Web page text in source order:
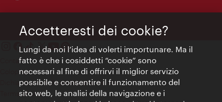
Contatti
Colophon
Dichiarazione sulla protezione dei dati
Terms of Use
Accetteresti dei cookie?
Lungi da noi l’idea di volerti importunare. Ma il
fatto è che i cosiddetti “cookie” sono
necessari al fine di offrirvi il miglior servizio
possibile e consentire il funzionamento del
sito web, le analisi della navigazione e i